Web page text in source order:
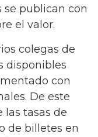
se publican con
el valor.
colegas de
disponibles
con
De este
las tasas de
de billetes en